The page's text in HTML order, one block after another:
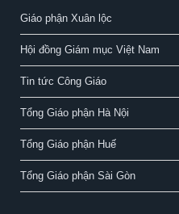
Giáo phận Xuân lộc
Hội đồng Giám mục Việt Nam
Tin tức Công Giáo
Tổng Giáo phận Hà Nội
Tổng Giáo phận Huế
Tổng Giáo phận Sài Gòn